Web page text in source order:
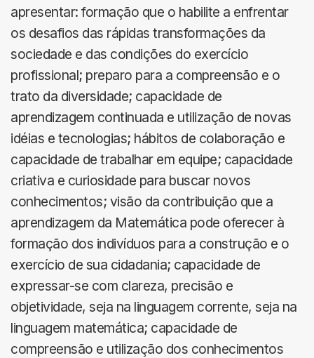
apresentar: formação que o habilite a enfrentar
os desafios das rápidas transformações da
sociedade e das condições do exercício
profissional; preparo para a compreensão e o
trato da diversidade; capacidade de
aprendizagem continuada e utilização de novas
idéias e tecnologias; hábitos de colaboração e
capacidade de trabalhar em equipe; capacidade
criativa e curiosidade para buscar novos
conhecimentos; visão da contribuição que a
aprendizagem da Matemática pode oferecer à
formação dos indivíduos para a construção e o
exercício de sua cidadania; capacidade de
expressar-se com clareza, precisão e
objetividade, seja na linguagem corrente, seja na
linguagem matemática; capacidade de
compreensão e utilização dos conhecimentos